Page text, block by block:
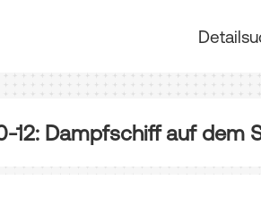
12: Dampfschiff auf dem